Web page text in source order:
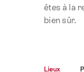
êtes à la
bien sûr.
Lieux